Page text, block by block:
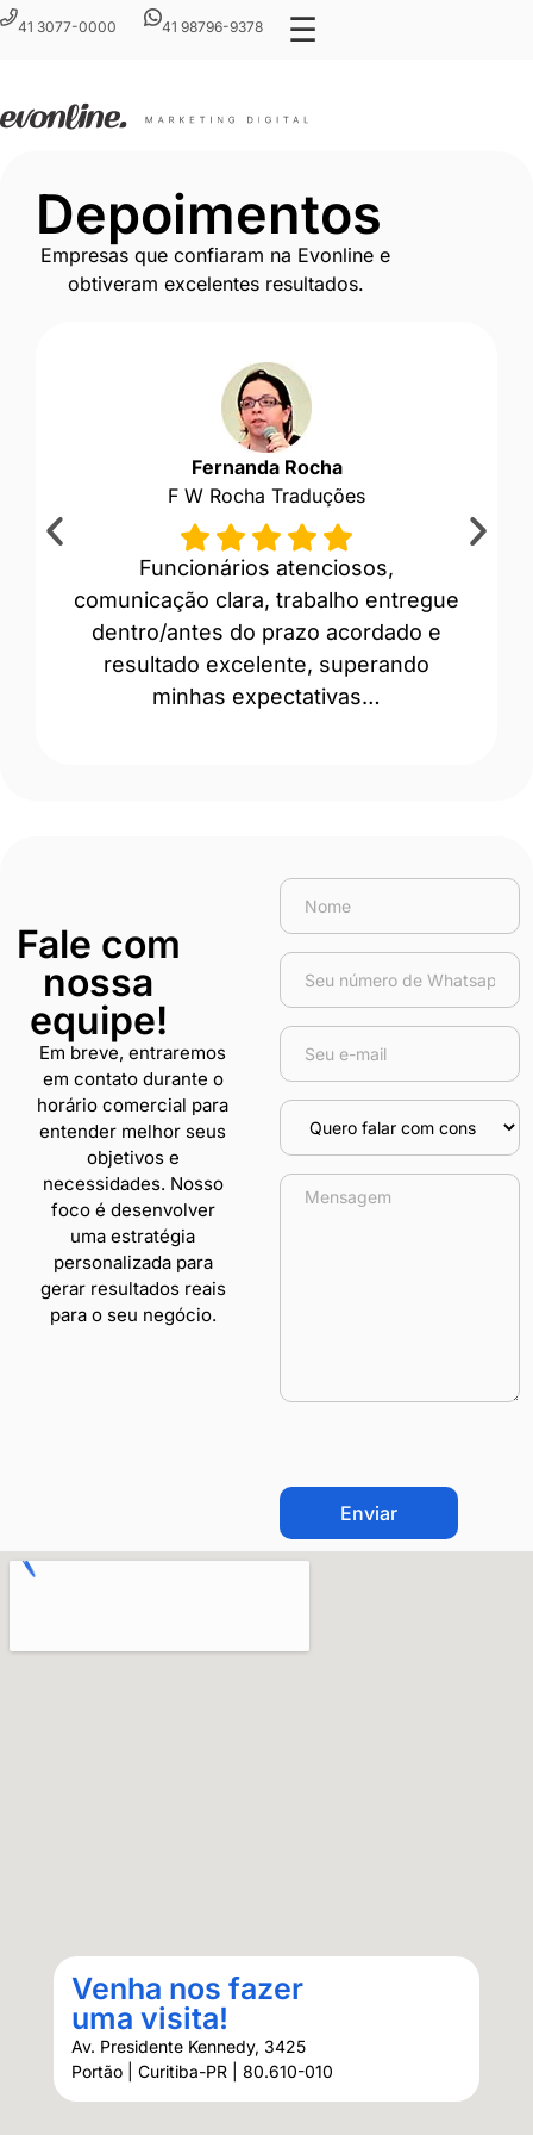
41 3077-0000 41 98796-9378 ☰
Depoimentos
Empresas que confiaram na Evonline e
obtiveram excelentes resultados.
Fernanda Rocha
F W Rocha Traduções
Funcionários atenciosos,
comunicação clara, trabalho entregue
dentro/antes do prazo acordado e
resultado excelente, superando
minhas expectativas…
Fale com
nossa
equipe!
Em breve, entraremos
em contato durante o
horário comercial para
entender melhor seus
objetivos e
necessidades. Nosso
foco é desenvolver
uma estratégia
personalizada para
gerar resultados reais
para o seu negócio.
Venha nos fazer
uma visita!
Av. Presidente Kennedy, 3425
Portão | Curitiba-PR | 80.610-010